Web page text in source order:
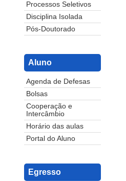
Processos Seletivos
Disciplina Isolada
Pós-Doutorado
Aluno
Agenda de Defesas
Bolsas
Cooperação e
Intercâmbio
Horário das aulas
Portal do Aluno
Egresso